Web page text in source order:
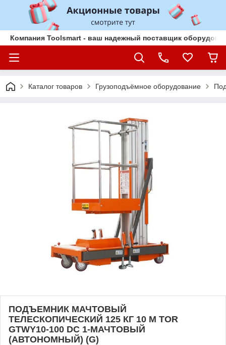
Компания Toolsmart - ваш надежный поставщик
Каталог товаров Грузоподъёмное оборудование
ПОДЪЕМНИК МАЧТОВЫЙ
ТЕЛЕСКОПИЧЕСКИЙ 125 КГ 10 М TOR
GTWY10-100 DC 1-МАЧТОВЫЙ
(АВТОНОМНЫЙ) (G)